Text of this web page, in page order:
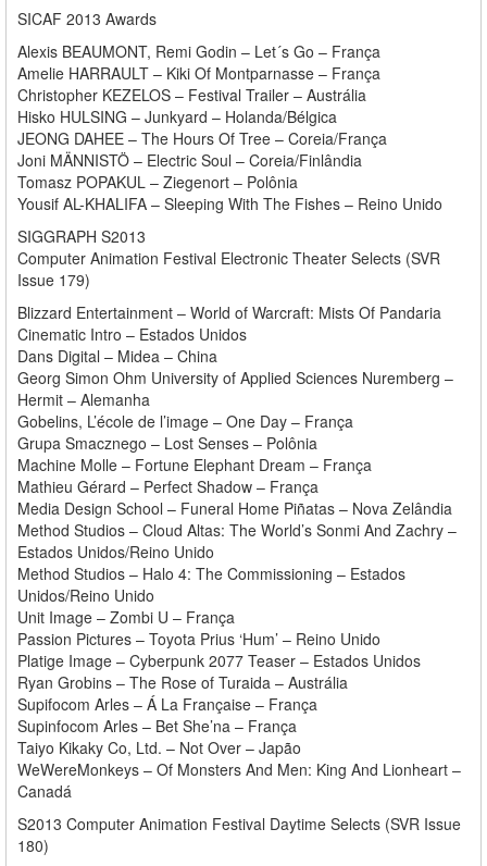
SICAF 2013 Awards
Alexis BEAUMONT, Remi Godin – Let´s Go – França
Amelie HARRAULT – Kiki Of Montparnasse – França
Christopher KEZELOS – Festival Trailer – Austrália
Hisko HULSING – Junkyard – Holanda/Bélgica
JEONG DAHEE – The Hours Of Tree – Coreia/França
Joni MÄNNISTÖ – Electric Soul – Coreia/Finlândia
Tomasz POPAKUL – Ziegenort – Polônia
Yousif AL-KHALIFA – Sleeping With The Fishes – Reino Unido
SIGGRAPH S2013
Computer Animation Festival Electronic Theater Selects (SVR
Issue 179)
Blizzard Entertainment – World of Warcraft: Mists Of Pandaria
Cinematic Intro – Estados Unidos
Dans Digital – Midea – China
Georg Simon Ohm University of Applied Sciences Nuremberg –
Hermit – Alemanha
Gobelins, L’école de l’image – One Day – França
Grupa Smacznego – Lost Senses – Polônia
Machine Molle – Fortune Elephant Dream – França
Mathieu Gérard – Perfect Shadow – França
Media Design School – Funeral Home Piñatas – Nova Zelândia
Method Studios – Cloud Altas: The World’s Sonmi And Zachry –
Estados Unidos/Reino Unido
Method Studios – Halo 4: The Commissioning – Estados
Unidos/Reino Unido
Unit Image – Zombi U – França
Passion Pictures – Toyota Prius ‘Hum’ – Reino Unido
Platige Image – Cyberpunk 2077 Teaser – Estados Unidos
Ryan Grobins – The Rose of Turaida – Austrália
Supifocom Arles – Á La Française – França
Supinfocom Arles – Bet She’na – França
Taiyo Kikaky Co, Ltd. – Not Over – Japão
WeWereMonkeys – Of Monsters And Men: King And Lionheart –
Canadá
S2013 Computer Animation Festival Daytime Selects (SVR Issue
180)